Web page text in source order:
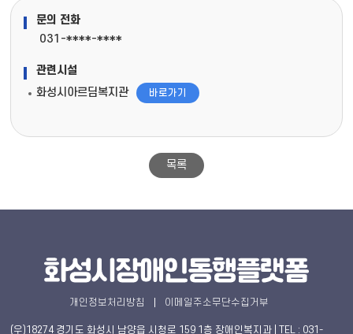
문의 전화
031-****-****
관련시설
화성시아르딤복지관
바로가기
목록
개인정보처리방침 이메일주소무단수집거부
(우)18274 경기도 화성시 남양읍 시청로 159 1층 장애인복지과 | TEL : 031-